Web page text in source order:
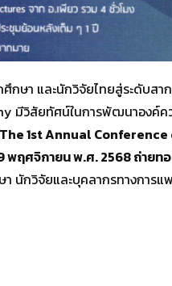
ษา และนักวิจัยไทยสู่ระดับสา
มีวิสัยทัศน์ในการพัฒนาองค์ค
1st Annual
ฤศจิกายน พ.ศ. 2568 ถ่ายท
นักวิจัยและบุคลากรทางการแ